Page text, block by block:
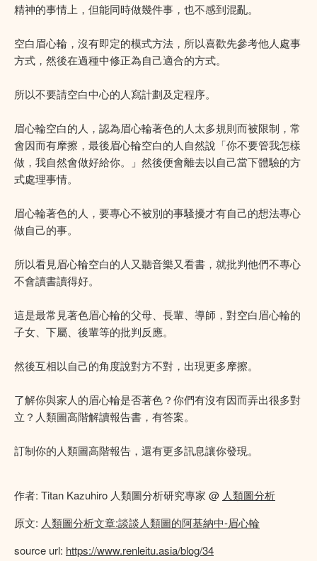
精神的事情上，但能同時做幾件事，也不感到混亂。
空白眉心輪，沒有即定的模式方法，所以喜歡先參考他人處事
方式，然後在過種中修正為自己適合的方式。
所以不要請空白中心的人寫計劃及定程序。
眉心輪空白的人，認為眉心輪著色的人太多規則而被限制，常
會因而有摩擦，最後眉心輪空白的人自然說「你不要管我怎樣
做，我自然會做好給你。」然後便會離去以自己當下體驗的方
式處理事情。
眉心輪著色的人，要專心不被別的事騷擾才有自己的想法專心
做自己的事。
所以看見眉心輪空白的人又聽音樂又看書，就批判他們不專心
不會讀書讀得好。
這是最常見著色眉心輪的父母、長輩、導師，對空白眉心輪的
子女、下屬、後輩等的批判反應。
然後互相以自己的角度說對方不對，出現更多摩擦。
了解你與家人的眉心輪是否著色？你們有沒有因而弄出很多對
立？人類圖高階解讀報告書，有答案。
訂制你的人類圖高階報告，還有更多訊息讓你發現。
作者: Titan Kazuhiro 人類圖分析研究專家 @ 人類圖分析
原文: 人類圖分析文章:談談人類圖的阿基納中-眉心輪
source url: https://www.renleitu.asia/blog/34